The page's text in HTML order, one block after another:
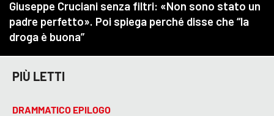
PIÙ LETTI
DRAMMATICO EPILOGO